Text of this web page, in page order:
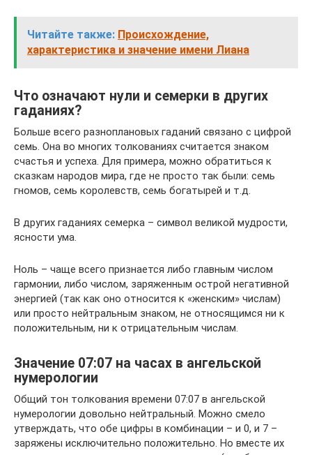
Читайте также: Происхождение,
характеристика и значение имени Лиана
Что означают нули и семерки в других
гаданиях?
Больше всего разноплановых гаданий связано с цифрой
семь. Она во многих толкованиях считается знаком
счастья и успеха. Для примера, можно обратиться к
сказкам народов мира, где не просто так были: семь
гномов, семь королевств, семь богатырей и т.д.
В других гаданиях семерка – символ великой мудрости,
ясности ума.
Ноль – чаще всего признается либо главным числом
гармонии, либо числом, заряженным острой негативной
энергией (так как оно относится к «женским» числам)
или просто нейтральным знаком, не относящимся ни к
положительным, ни к отрицательным числам.
Значение 07:07 на часах в ангельской
нумерологии
Общий тон толкования времени 07:07 в ангельской
нумерологии довольно нейтральный. Можно смело
утверждать, что обе цифры в комбинации – и 0, и 7 –
заряжены исключительно положительно. Но вместе их